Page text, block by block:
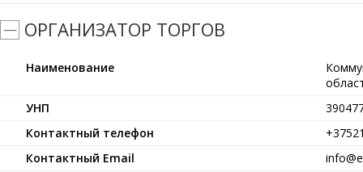
ОРГАНИЗАТОР ТОРГОВ
Наименование
УНП
Контактный телефон
Контактный Email